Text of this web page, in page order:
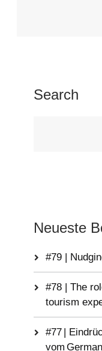
Search
Neueste
#79 |
#78 | The
tourism
#77 |
vom